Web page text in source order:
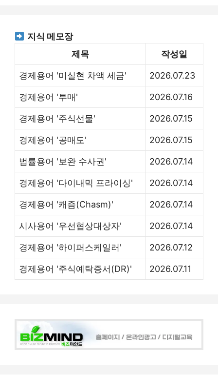
지식 메모장
제목
작성일
경제용어 '미실현 차액 세금' 2026.07.23
경제용어 '투매' 2026.07.16
경제용어 '주식선물' 2026.07.15
경제용어 '공매도' 2026.07.15
법률용어 '보완 수사권' 2026.07.14
경제용어 '다이내믹 프라이싱' 2026.07.14
경제용어 '캐즘(Chasm)' 2026.07.14
시사용어 '우선협상대상자' 2026.07.14
경제용어 '하이퍼스케일러' 2026.07.12
경제용어 '주식예탁증서(DR)' 2026.07.11